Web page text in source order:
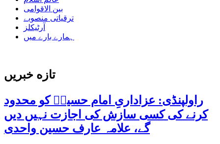
بین الاقوامی
ترقیاتی منصوبے
آرٹیکلز
ہمارے بارے میں
تازه خبریں
راولپنڈی: عزاداریِ امام حسینؑ کو محدود
کرنے کی کسی سازش کی اجازت نہیں دیں
گے، علامہ عارف حسین واحدی